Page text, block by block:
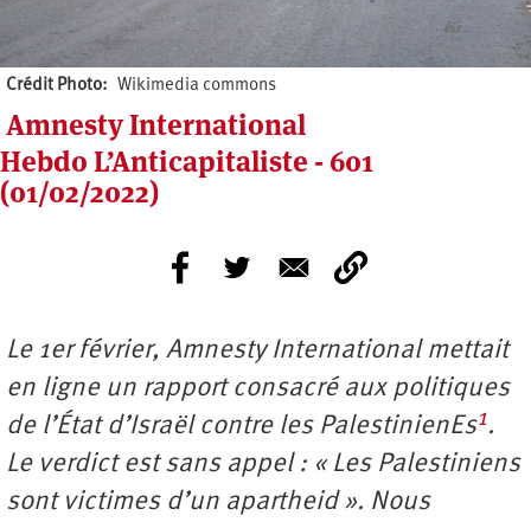
Crédit Photo Wikimedia commons
Amnesty International
Hebdo L’Anticapitaliste - 601
(01/02/2022)
Le 1er février, Amnesty International mettait
en ligne un rapport consacré aux politiques
de l’État d’Israël contre les PalestinienEs1.
Le verdict est sans appel : « Les Palestiniens
sont victimes d’un apartheid ». Nous